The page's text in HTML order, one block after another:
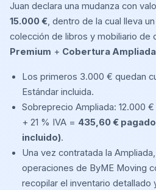
Juan declara una mudanza con
15.000 €, dentro de la cual lleva
colección de libros y mobiliario de
Premium + Cobertura Ampliada
Los primeros 3.000 € quedan
Estándar incluida.
Sobreprecio Ampliada: 12.000
+ 21 % IVA = 435,60 €
incluido).
Una vez contratada la
operaciones de ByME Moving
recopilar el inventario detallado